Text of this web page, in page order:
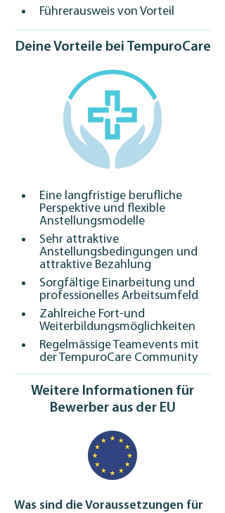
Führerausweis von Vorteil
Deine Vorteile bei TempuroCare
Eine langfristige berufliche
Perspektive und flexible
Anstellungsmodelle
Sehr attraktive
Anstellungsbedingungen und
attraktive Bezahlung
Sorgfältige Einarbeitung und
professionelles Arbeitsumfeld
Zahlreiche Fort-und
Weiterbildungsmöglichkeiten
Regelmässige Teamevents mit
der TempuroCare Community
Weitere Informationen für
Bewerber aus der EU
Was sind die Voraussetzungen für